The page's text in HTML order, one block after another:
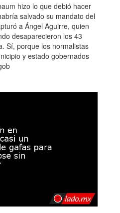
hizo lo que debió hacer
salvado su mandato del
a Ángel Aguirre, quien
desaparecieron los 43
Sí, porque los normalistas
y estado gobernados